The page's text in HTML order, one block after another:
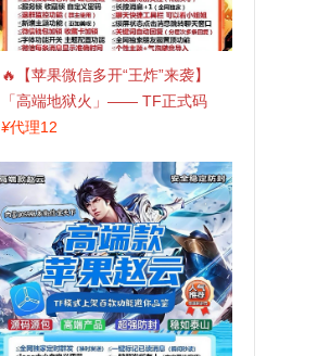
🔥【苹果微信多开“王炸”来袭】
「高端地狱火」—— TF正式码
+斗战神8073包，7天退换，安全
¥代理12